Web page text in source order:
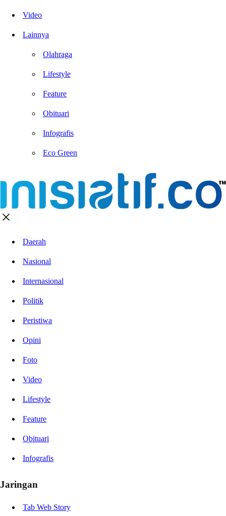
Video
Lainnya
Olahraga
Lifestyle
Feature
Obituari
Infografis
Eco Green
Daerah
Nasional
Internasional
Politik
Peristiwa
Opini
Foto
Video
Lifestyle
Feature
Obituari
Infografis
Jaringan
Tab Web Story